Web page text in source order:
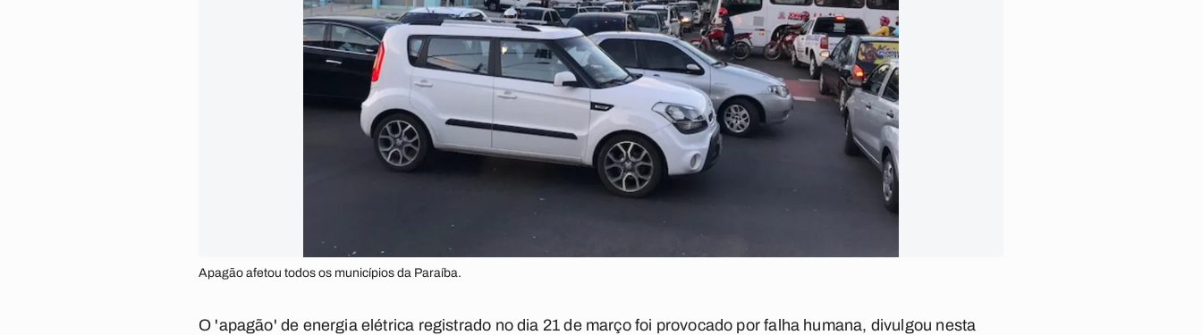
Apagão afetou todos os municípios da Paraíba.
O 'apagão' de energia elétrica registrado no dia 21 de março foi provocado por falha humana, divulgou nesta